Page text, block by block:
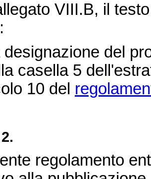
VIII.B, il
del
casella 5
10 del
regolamento